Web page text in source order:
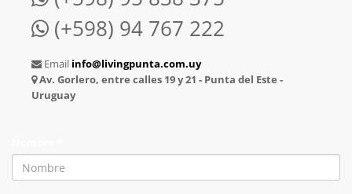
(+598) 94 767 222
Email info@livingpunta.com.uy
Av. Gorlero, entre calles 19 y 21 - Punta del Este -
Uruguay